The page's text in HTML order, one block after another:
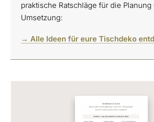
praktische Ratschläge für die Planung
Umsetzung:
→ Alle Ideen für eure Tischdeko